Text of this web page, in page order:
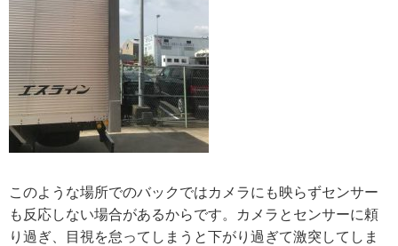
このような場所でのバックではカメラにも映らずセンサー
も反応しない場合があるからです。カメラとセンサーに頼
り過ぎ、目視を怠ってしまうと下がり過ぎて激突してしま